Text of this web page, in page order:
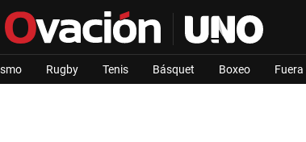
Rugby Tenis Básquet Boxeo